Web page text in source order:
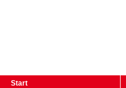
Start